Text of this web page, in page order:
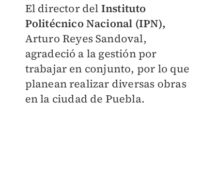
El director del Instituto
Politécnico Nacional (IPN),
Arturo Reyes Sandoval,
agradeció a la gestión por
trabajar en conjunto, por lo que
planean realizar diversas obras
en la ciudad de Puebla.